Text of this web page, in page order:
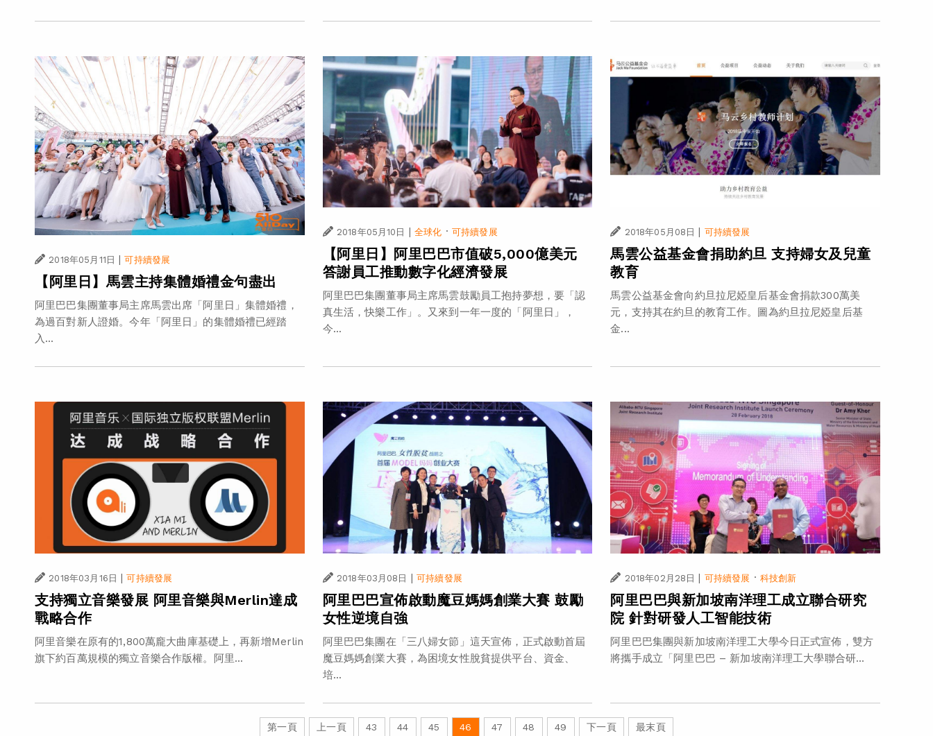
2018年05月11日 可持續發展
【阿里日】馬雲主持集體婚禮金句盡出
阿里巴巴集團董事局主席馬雲出席「阿里日」集體婚禮，
為過百對新人證婚。今年「阿里日」的集體婚禮已經踏
入...
2018年05月10日 | 全球化 · 可持續發展
【阿里日】阿里巴巴市值破5,000億美元
答謝員工推動數字化經濟發展
阿里巴巴集團董事局主席馬雲鼓勵員工抱持夢想，要「認
真生活，快樂工作」。又來到一年一度的「阿里日」，
今...
2018年05月08日 | 可持續發展
馬雲公益基金會捐助約旦 支持婦女及兒童
教育
馬雲公益基金會向約旦拉尼婭皇后基金會捐款300萬美
元，支持其在約旦的教育工作。圖為約旦拉尼婭皇后基
金...
2018年03月16日 | 可持續發展
支持獨立音樂發展 阿里音樂與Merlin達成
戰略合作
阿里音樂在原有的1,800萬龐大曲庫基礎上，再新增Merlin
旗下約百萬規模的獨立音樂合作版權。阿里...
2018年03月08日 | 可持續發展
阿里巴巴宣佈啟動魔豆媽媽創業大賽 鼓勵
女性逆境自強
阿里巴巴集團在「三八婦女節」這天宣佈，正式啟動首屆
魔豆媽媽創業大賽，為困境女性脫貧提供平台、資金、
培...
2018年02月28日 | 可持續發展 · 科技創新
阿里巴巴與新加坡南洋理工成立聯合研究
院 針對研發人工智能技術
阿里巴巴集團與新加坡南洋理工大學今日正式宣佈，雙方
將攜手成立「阿里巴巴 – 新加坡南洋理工大學聯合研...
第一頁 上一頁 43 44 45 46 47 48 49 下一頁 最末頁